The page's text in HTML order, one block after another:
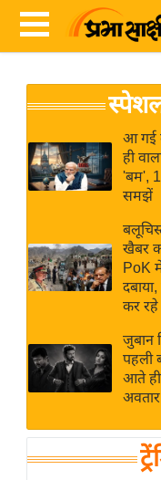
News
Hindi
Live
News in
Hindi
News
ख
ब
र
अंतर्राष्ट्रीय
बिज़नेस
विशेषज्ञ
राय
खेल
क्रिकेट
स्पेशल
आ गई
ही
'बम',
समझें
खैबर
PoK
कर रहे
जुबान
पहली
आते ही
अवतार